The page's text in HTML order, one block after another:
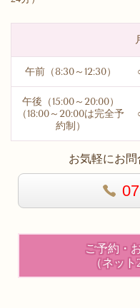
午前（8:30～12:30）
午後（15:00～20:00）
（18:00～20:00は完全予
約制）
お気軽にお
ご予約・
（ネッ